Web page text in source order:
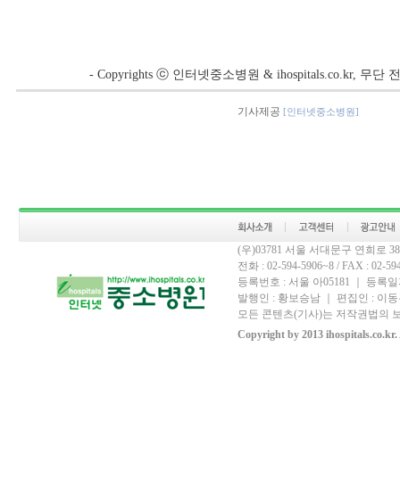
- Copyrights ⓒ 인터넷중소병원 & ihospitals.co.kr, 무단
기사제공 [인터넷중소병원]
(우)03781 서울 서대문구 연희로
전화 : 02-594-5906~8 / FAX : 02-
등록번호 : 서울 아05181 ｜ 등록
발행인 : 황보승남 ｜ 편집인 : 이
모든 콘텐츠(기사)는 저작권법의
Copyright by 2013 ihospitals.co.kr.